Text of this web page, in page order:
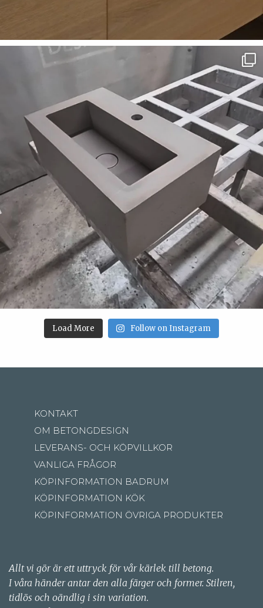
Load More Follow on Instagram
KONTAKT
OM BETONGDESIGN
LEVERANS- OCH KÖPVILLKOR
VANLIGA FRÅGOR
KÖPINFORMATION BADRUM
KÖPINFORMATION KÖK
KÖPINFORMATION ÖVRIGA PRODUKTER
Allt vi gör är ett uttryck för vår kärlek till betong.
I våra händer antar den alla färger och former. Stilren,
tidlös och oändlig i sin variation.